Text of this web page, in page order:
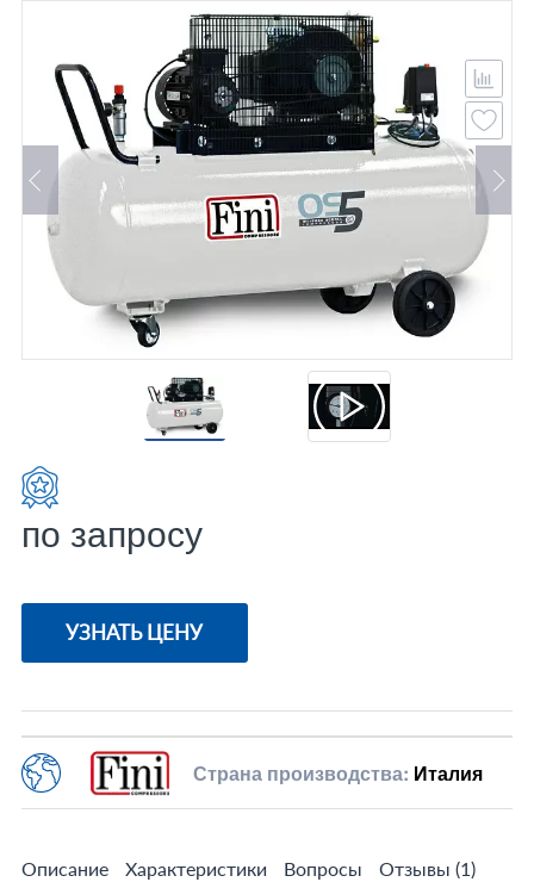
по запросу
УЗНАТЬ ЦЕНУ
Страна производства: Италия
Описание Характеристики Вопросы Отзывы (1)